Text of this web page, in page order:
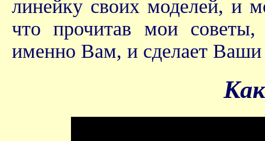
линейку своих моделей, и
что прочитав мои
именно Вам, и сделает